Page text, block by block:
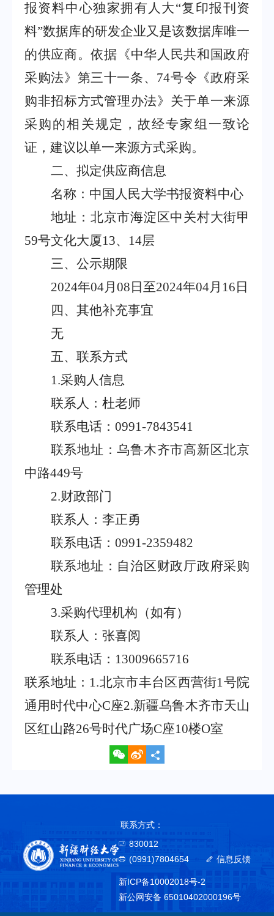
报资料中心独家拥有人大“复印报刊资
料”数据库的研发企业又是该数据库唯一
的供应商。依据《中华人民共和国政府
采购法》第三十一条、 74号令《政府采
购非招标方式管理办法》关于单一来源
采购的相关规定，故经专家组一致论
证，建议以单一来源方式采购。
二、拟定供应商信息
名称：中国人民大学书报资料中心
地址：北京市海淀区中关村大街甲
59号文化大厦13、 14层
三、公示期限
2024年04月 08 日至2024年04月 16 日
四、其他补充事宜
无
五、联系方式
1.采购人信息
联系人：杜老师
联系电话： 0991-7843541
联系地址：乌鲁木齐市高新区北京
中路449号
2.财政部门
联系人：李正勇
联系电话： 0991-2359482
联系地址：自治区财政厅政府采购
管理处
3.采购代理机构（如有）
联系人：张喜阅
联系电话： 13009665716
联系地址： 1.北京市丰台区西营街1号院
通用时代中心C座2.新疆乌鲁木齐市天山
区红山路26号时代广场C座10楼O室
联系方式：
830012
(0991)7804654
信息反馈
新ICP备10002018号-2
新公网安备 65010402000196号